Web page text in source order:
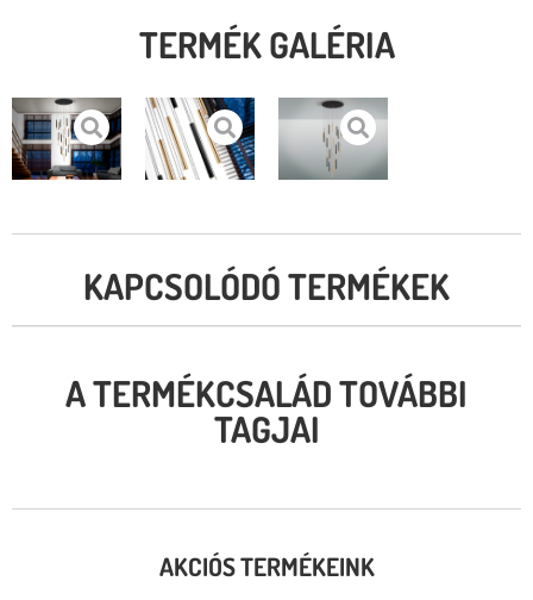
TERMÉK GALÉRIA
KAPCSOLÓDÓ TERMÉKEK
A TERMÉKCSALÁD TOVÁBBI
TAGJAI
AKCIÓS TERMÉKEINK